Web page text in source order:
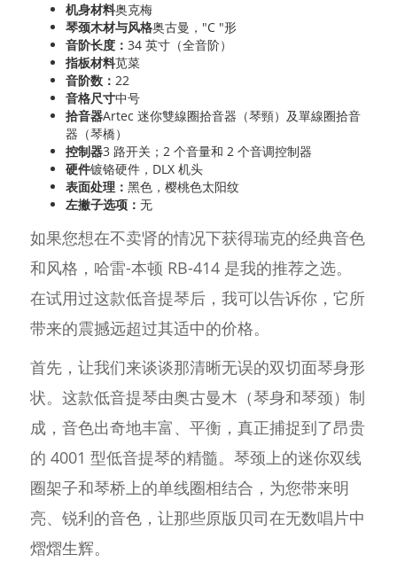
机身材料奥克梅
琴颈木材与风格奥古曼，"C "形
音阶长度： 34 英寸（全音阶）
指板材料苋菜
音阶数： 22
音格尺寸中号
拾音器Artec 迷你雙線圈拾音器（琴頸）及單線圈拾音
器（琴橋）
控制器3 路开关；2 个音量和 2 个音调控制器
硬件镀铬硬件，DLX 机头
表面处理： 黑色，樱桃色太阳纹
左撇子选项： 无
如果您想在不卖肾的情况下获得瑞克的经典音色
和风格，哈雷-本顿 RB-414 是我的推荐之选。
在试用过这款低音提琴后，我可以告诉你，它所
带来的震撼远超过其适中的价格。
首先，让我们来谈谈那清晰无误的双切面琴身形
状。这款低音提琴由奥古曼木（琴身和琴颈）制
成，音色出奇地丰富、平衡，真正捕捉到了昂贵
的 4001 型低音提琴的精髓。琴颈上的迷你双线
圈架子和琴桥上的单线圈相结合，为您带来明
亮、锐利的音色，让那些原版贝司在无数唱片中
熠熠生辉。